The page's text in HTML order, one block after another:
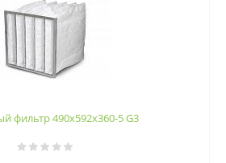
фильтр 490х592х360-5 G3